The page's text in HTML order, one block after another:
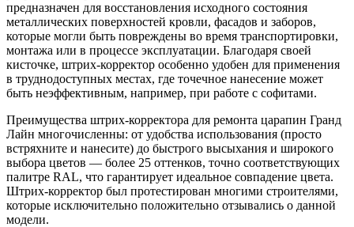
предназначен для восстановления исходного состояния
металлических поверхностей кровли, фасадов и заборов,
которые могли быть повреждены во время транспортировки,
монтажа или в процессе эксплуатации. Благодаря своей
кисточке, штрих-корректор особенно удобен для применения
в труднодоступных местах, где точечное нанесение может
быть неэффективным, например, при работе с софитами.
Преимущества штрих-корректора для ремонта царапин Гранд
Лайн многочисленны: от удобства использования (просто
встряхните и нанесите) до быстрого высыхания и широкого
выбора цветов — более 25 оттенков, точно соответствующих
палитре RAL, что гарантирует идеальное совпадение цвета.
Штрих-корректор был протестирован многими строителями,
которые исключительно положительно отзывались о данной
модели.